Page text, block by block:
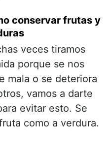
conservar frutas y
veces tiramos
porque se nos
mala o se deteriora
vamos a darte
evitar esto. Se
como a verdura.